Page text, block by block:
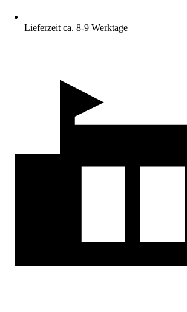
Lieferzeit ca. 8-9 Werktage